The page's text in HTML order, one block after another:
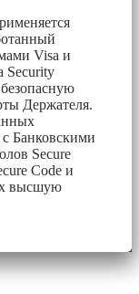
Visa и
Security
Держателя.
с Банковскими
Secure
Code и
высшую